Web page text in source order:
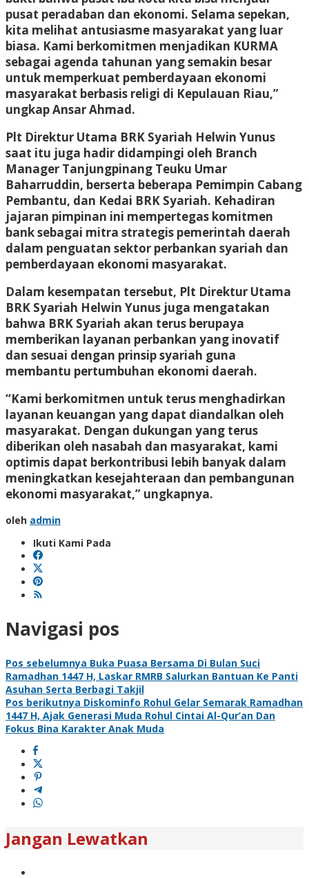
pusat peradaban dan ekonomi. Selama sepekan,
kita melihat antusiasme masyarakat yang luar
biasa. Kami berkomitmen menjadikan KURMA
sebagai agenda tahunan yang semakin besar
untuk memperkuat pemberdayaan ekonomi
masyarakat berbasis religi di Kepulauan Riau,”
ungkap Ansar Ahmad.
Plt Direktur Utama BRK Syariah Helwin Yunus
saat itu juga hadir didampingi oleh Branch
Manager Tanjungpinang Teuku Umar
Baharruddin, berserta beberapa Pemimpin Cabang
Pembantu, dan Kedai BRK Syariah. Kehadiran
jajaran pimpinan ini mempertegas komitmen
bank sebagai mitra strategis pemerintah daerah
dalam penguatan sektor perbankan syariah dan
pemberdayaan ekonomi masyarakat.
Dalam kesempatan tersebut, Plt Direktur Utama
BRK Syariah Helwin Yunus juga mengatakan
bahwa BRK Syariah akan terus berupaya
memberikan layanan perbankan yang inovatif
dan sesuai dengan prinsip syariah guna
membantu pertumbuhan ekonomi daerah.
“Kami berkomitmen untuk terus menghadirkan
layanan keuangan yang dapat diandalkan oleh
masyarakat. Dengan dukungan yang terus
diberikan oleh nasabah dan masyarakat, kami
optimis dapat berkontribusi lebih banyak dalam
meningkatkan kesejahteraan dan pembangunan
ekonomi masyarakat,” ungkapnya.
oleh admin
Ikuti Kami Pada
Navigasi pos
Pos sebelumnya Buka Puasa Bersama Di Bulan Suci
Ramadhan 1447 H, Laskar RMRB Salurkan Bantuan Ke Panti
Asuhan Serta Berbagi Takjil
Pos berikutnya Diskominfo Rohul Gelar Semarak Ramadhan
1447 H, Ajak Generasi Muda Rohul Cintai Al-Qur’an Dan
Fokus Bina Karakter Anak Muda
Jangan Lewatkan